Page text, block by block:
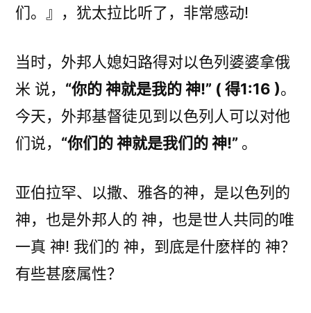
们。』，犹太拉比听了，非常感动!
当时，外邦人媳妇路得对以色列婆婆拿俄
米 说， “你的 神就是我的 神!” ( 得1:16 )。
今天，外邦基督徒见到以色列人可以对他
们说， “你们的 神就是我们的 神!” 。
亚伯拉罕、以撒、雅各的神，是以色列的
神，也是外邦人的 神，也是世人共同的唯
一真 神! 我们的 神，到底是什麽样的 神？
有些甚麽属性？